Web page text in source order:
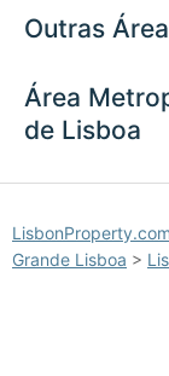
Outras
Área
de Lisboa
LisbonProperty.com
Grande Lisboa >